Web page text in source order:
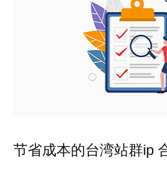
节省成本的台湾站群ip